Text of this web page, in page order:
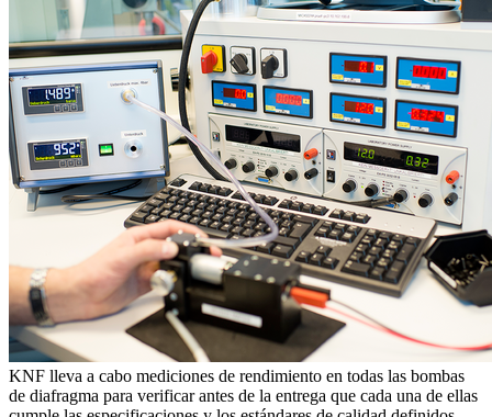
KNF lleva a cabo mediciones de rendimiento en todas las bombas
de diafragma para verificar antes de la entrega que cada una de ellas